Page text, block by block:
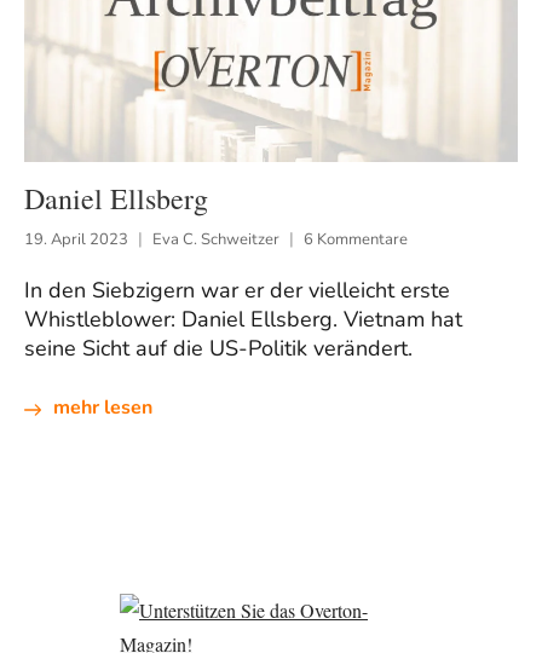
Daniel Ellsberg
19. April 2023 Eva C. Schweitzer 6 Kommentare
In den Siebzigern war er der vielleicht erste
Whistleblower: Daniel Ellsberg. Vietnam hat
seine Sicht auf die US-Politik verändert.
mehr lesen